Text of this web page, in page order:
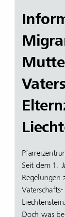
Seit dem 1.
Regelungen
Liechtenstein.
Doch was